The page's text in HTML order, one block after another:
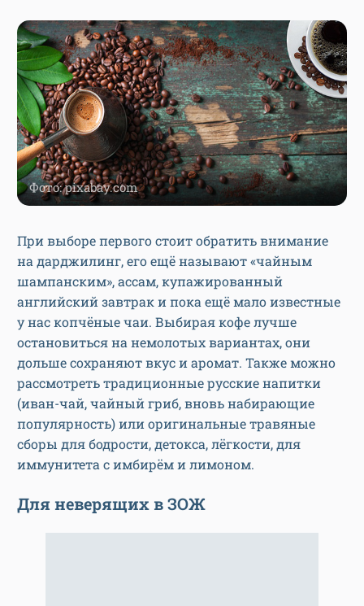
Фото: pixabay.com
При выборе первого стоит обратить внимание
на дарджилинг, его ещё называют «чайным
шампанским», ассам, купажированный
английский завтрак и пока ещё мало известные
у нас копчёные чаи. Выбирая кофе лучше
остановиться на немолотых вариантах, они
дольше сохраняют вкус и аромат. Также можно
рассмотреть традиционные русские напитки
(иван-чай, чайный гриб, вновь набирающие
популярность) или оригинальные травяные
сборы для бодрости, детокса, лёгкости, для
иммунитета с имбирём и лимоном.
Для неверящих в ЗОЖ